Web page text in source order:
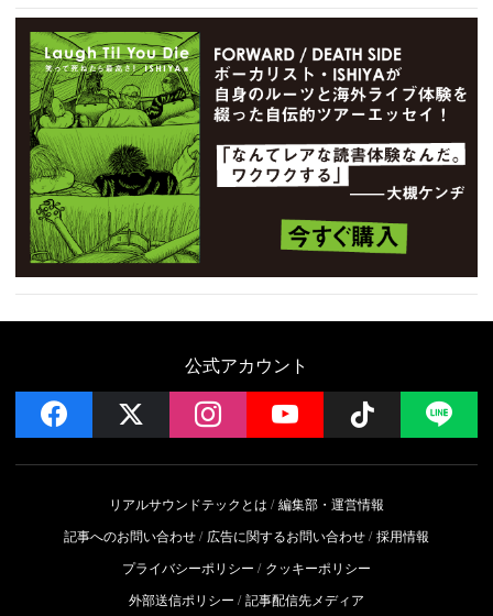
公式アカウント
facebook instagramYouTube Follow
リアルサウンドテックとは
編集部・運営情報
記事へのお問い合わせ
広告に関するお問い合わせ 採用情報
プライバシーポリシー
クッキーポリシー
外部送信ポリシー
記事配信先メディア